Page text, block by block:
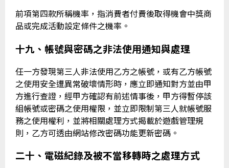
前項第四款所稱機率，指消費者付費後取得機會中獎商
品或完成活動設定條件之機率。
十九、帳號與密碼之非法使用通知與處理
任一方發現第三人非法使用乙方之帳號，或有乙方帳號
之使用安全遭異常破壞情形時，應立即通知對方並由甲
方進行查證，經甲方確認有前述情事後，甲方得暫停該
組帳號或密碼之使用權限，並立即限制第三人就帳號服
務之使用權利，並將相關處理方式揭載於遊戲管理規
則，乙方可透由網站修改密碼功能更新密碼。
二十、電磁紀錄及被不當移轉時之處理方式